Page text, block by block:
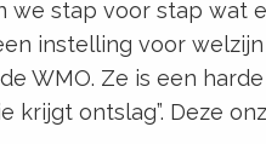
we stap voor stap wat
instelling voor
WMO. Ze is een
krijgt ontslag”. Deze